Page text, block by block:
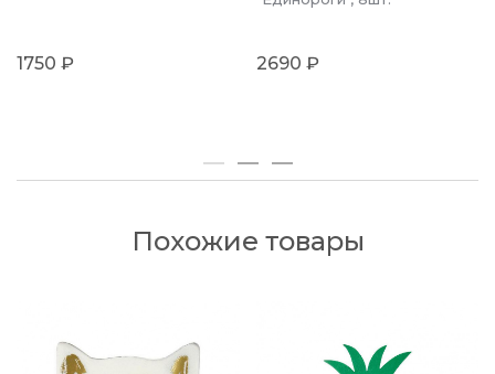
1750 ₽ 2690 ₽
Похожие товары